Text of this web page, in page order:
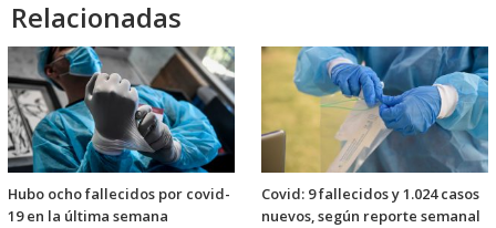
Relacionadas
Hubo ocho fallecidos por covid-
19 en la última semana
Covid: 9 fallecidos y 1.024 casos
nuevos, según reporte semanal